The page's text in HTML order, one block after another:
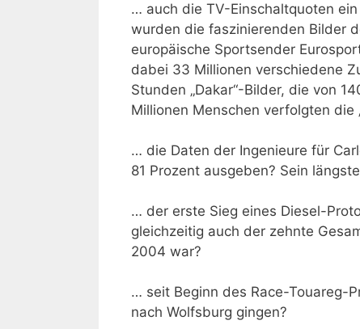
… auch die TV-Einschaltquoten
wurden die faszinierenden Bilder
europäische Sportsender
dabei 33 Millionen verschiedene
Stunden „Dakar“-Bilder, die von
Millionen Menschen verfolgten die
… die Daten der Ingenieure für
81 Prozent ausgeben? Sein
… der erste Sieg eines Diesel-
gleichzeitig auch der zehnte
2004 war?
… seit Beginn des Race-Touareg-
nach Wolfsburg gingen?